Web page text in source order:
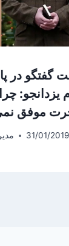
گفتگو در
یزدانجو:
موفق
31/01/2019